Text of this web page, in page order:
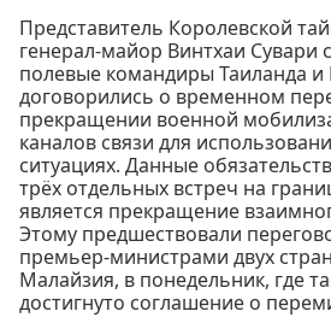
Представитель Королевской
генерал-майор Винтхаи Сувари
полевые командиры Таиланда
договорились о временном
прекращении военной
каналов связи для
ситуациях. Данные
трёх отдельных встреч на
является прекращение
Этому предшествовали
премьер-министрами двух
Малайзия, в понедельник, где
достигнуто соглашение о